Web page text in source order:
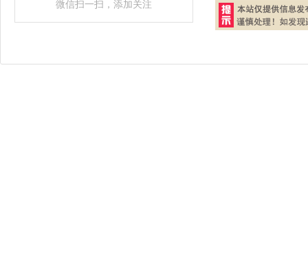
微信扫一扫，添加关注